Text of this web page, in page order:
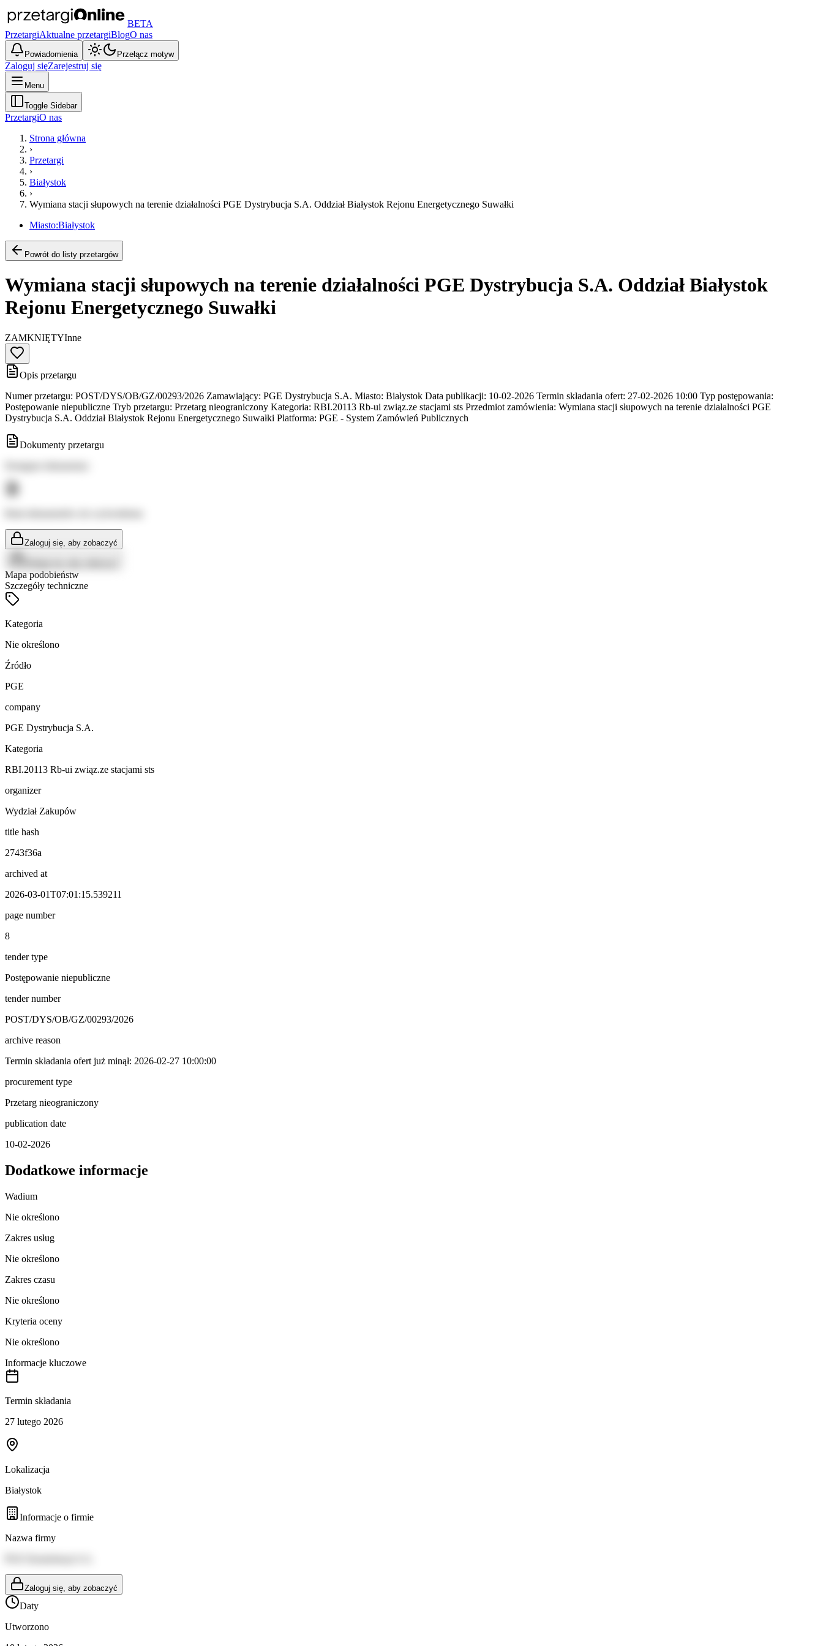
BETA
PrzetargiAktualne przetargiBlogO nas
Powiadomienia Przełącz motyw
Zaloguj sięZarejestruj się
Menu
Toggle Sidebar
PrzetargiO nas
Strona główna
›
Przetargi
›
Białystok
›
Wymiana stacji słupowych na terenie działalności PGE Dystrybucja S.A. Oddział Białystok Rejonu Energetycznego Suwałki
Miasto:Białystok
Powrót do listy przetargów
Wymiana stacji słupowych na terenie działalności PGE Dystrybucja S.A. Oddział Białystok
Rejonu Energetycznego Suwałki
ZAMKNIĘTYInne
Opis przetargu
Numer przetargu: POST/DYS/OB/GZ/00293/2026 Zamawiający: PGE Dystrybucja S.A. Miasto: Białystok Data publikacji: 10-02-2026 Termin składania ofert: 27-02-2026 10:00 Typ postępowania:
Postępowanie niepubliczne Tryb przetargu: Przetarg nieograniczony Kategoria: RBI.20113 Rb-ui związ.ze stacjami sts Przedmiot zamówienia: Wymiana stacji słupowych na terenie działalności PGE
Dystrybucja S.A. Oddział Białystok Rejonu Energetycznego Suwałki Platforma: PGE - System Zamówień Publicznych
Dokumenty przetargu
Zaloguj się, aby zobaczyć
Mapa podobieństw
Szczegóły techniczne
Kategoria
Nie określono
Źródło
PGE
company
PGE Dystrybucja S.A.
Kategoria
RBI.20113 Rb-ui związ.ze stacjami sts
organizer
Wydział Zakupów
title hash
2743f36a
archived at
2026-03-01T07:01:15.539211
page number
8
tender type
Postępowanie niepubliczne
tender number
POST/DYS/OB/GZ/00293/2026
archive reason
Termin składania ofert już minął: 2026-02-27 10:00:00
procurement type
Przetarg nieograniczony
publication date
10-02-2026
Dodatkowe informacje
Wadium
Nie określono
Zakres usług
Nie określono
Zakres czasu
Nie określono
Kryteria oceny
Nie określono
Informacje kluczowe
Termin składania
27 lutego 2026
Lokalizacja
Białystok
Informacje o firmie
Nazwa firmy
Zaloguj się, aby zobaczyć
Daty
Utworzono